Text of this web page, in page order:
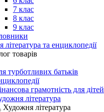
7 клас
8 клас
9 клас
література та енциклопедії
товарів
турботливих батьків
грамотність для дітей
література
Художня література